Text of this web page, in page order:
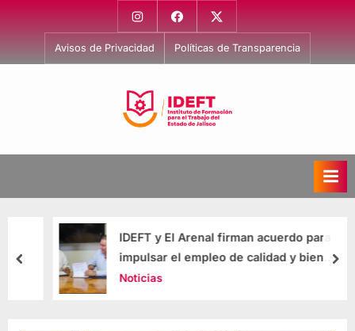
Avisos de Privacidad Políticas de Transparencia
i
t
para
IDEFT y El Arenal firman acuerdo para
impulsar el empleo de calidad y bien
remunerado
Noticias